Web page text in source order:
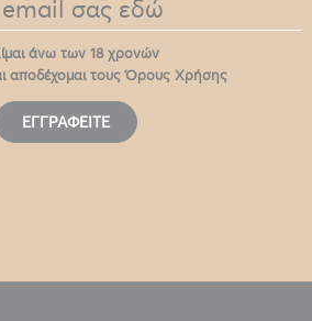
άνω των 18 χρονών
αποδέχομαι τουςΌρους Χρήσης
ΕΓΓΡΑΦΕΊΤΕ